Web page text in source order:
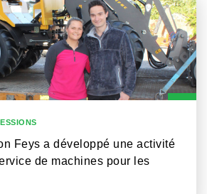
Feys a développé une activité
de machines pour les